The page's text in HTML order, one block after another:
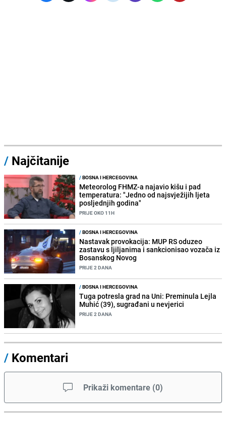
/ Najčitanije
/BOSNA I HERCEGOVINA
Meteorolog FHMZ-a najavio kišu i pad
temperatura: "Jedno od najsvježijih ljeta
posljednjih godina"
PRIJE OKO 11H
/BOSNA I HERCEGOVINA
Nastavak provokacija: MUP RS oduzeo
zastavu s ljiljanima i sankcionisao vozača iz
Bosanskog Novog
PRIJE 2 DANA
/BOSNA I HERCEGOVINA
Tuga potresla grad na Uni: Preminula Lejla
Muhić (39), sugrađani u nevjerici
PRIJE 2 DANA
/ Komentari
Prikaži komentare (0)